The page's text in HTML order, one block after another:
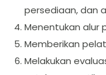
persediaan, dan
Menentukan alur
Memberikan
Melakukan